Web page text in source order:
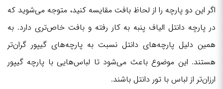
اگر این دو پارچه را از لحاظ بافت مقایسه کنید، متوجه می‌شوید که
در پارچه دانتل الیاف پنبه به کار رفته و بافت خاص‌تری دارد. به
همین دلیل پارچه‌های دانتل نسبت به پارچه‌های گیپور گران‌تر
هستند. این موضوع باعث می‌شود تا لباس‌هایی با پارچه گیپور
ارزان‌تر از لباس با تور دانتل باشند.